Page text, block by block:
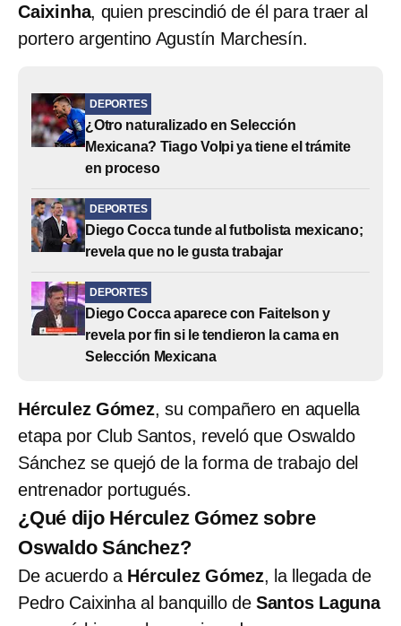
Caixinha, quien prescindió de él para traer al
portero argentino Agustín Marchesín.
DEPORTES
¿Otro naturalizado en Selección
Mexicana? Tiago Volpi ya tiene el trámite
en proceso
DEPORTES
Diego Cocca tunde al futbolista mexicano;
revela que no le gusta trabajar
DEPORTES
Diego Cocca aparece con Faitelson y
revela por fin si le tendieron la cama en
Selección Mexicana
Hérculez Gómez, su compañero en aquella
etapa por Club Santos, reveló que Oswaldo
Sánchez se quejó de la forma de trabajo del
entrenador portugués.
¿Qué dijo Hérculez Gómez sobre
Oswaldo Sánchez?
De acuerdo a Hérculez Gómez, la llegada de
Pedro Caixinha al banquillo de Santos Laguna